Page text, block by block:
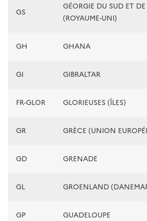
GS
GÉORGIE DU SUD ET
(ROYAUME-UNI)
GH GHANA
GI GIBRALTAR
FR-GLOR GLORIEUSES (ÎLES)
GR GRÈCE (UNION
GD GRENADE
GL GROENLAND
GP GUADELOUPE